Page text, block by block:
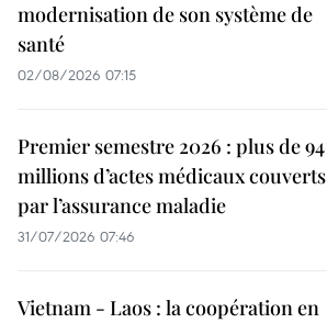
modernisation de son système de
santé
02/08/2026 07:15
Premier semestre 2026 : plus de 94
millions d’actes médicaux couverts
par l’assurance maladie
31/07/2026 07:46
Vietnam - Laos : la coopération en